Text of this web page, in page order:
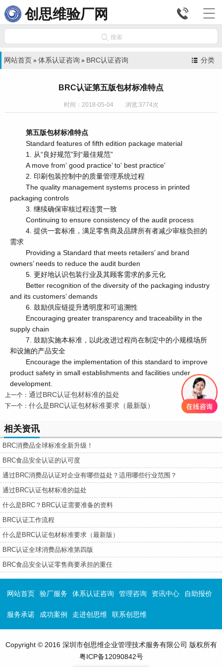
创思维验厂网 

 搜索
分类
网站首页 » 体系认证咨询 » BRC认证咨询
BRC认证第五版包材标准特点
时间：2018-05-04 浏览:3774次
第五版包材标准特点
Standard features of fifth edition package material
1. 从“良好规范”到“最佳规范”
A move from‘ good practice’ to‘ best practice’
2. 印刷包装控制中的质量管理系统过程
The quality management systems process in printed
packaging controls
3. 继续确保审核过程连贯一致
Continuing to ensure consistency of the audit process
4. 提供一套标准，满足零售商及品牌所有者减少审核负担的
需求
Providing a Standard that meets retailers’ and brand
owners’ needs to reduce the audit burden
5. 更好地认识包装行业及其顾客需求的多元化
Better recognition of the diversity of the packaging industry
and its customers’ demands
6. 鼓励供应链提升透明度和可追溯性
Encouraging greater transparency and traceability in the
supply chain
7. 鼓励实施本标准，以此改进过程尚在制定中的小规模场所
和设施的产品安全
Encourage the implementation of this standard to improve
product safety in small establishments and facilities under
development.
上一个： 通过BRC认证包材标准的益处
下一个： 什么是BRC认证包材标准要求（最新版）
相关资讯
BRC消费品全球标准全新升级！
BRC食品安全认证的认可度
通过BRC消费品认证对企业有哪些益处？适用哪些行业范围？
通过BRC认证包材标准的益处
什么是BRC？BRC认证需要准备的资料
BRC认证工作流程
什么是BRC认证包材标准要求（最新版）
BRC认证全球消费品标准第四版
BRC食品安全认证零售商要承担的重任
网站首页 验厂服务 体系认证咨询 管理咨询 资讯中心 自助报价
服务承诺 成功案例 走进创思维 联系创思维
Copyright © 2016 深圳市创思维企业管理技术服务有限公司 版权所有
粤ICP备12090842号